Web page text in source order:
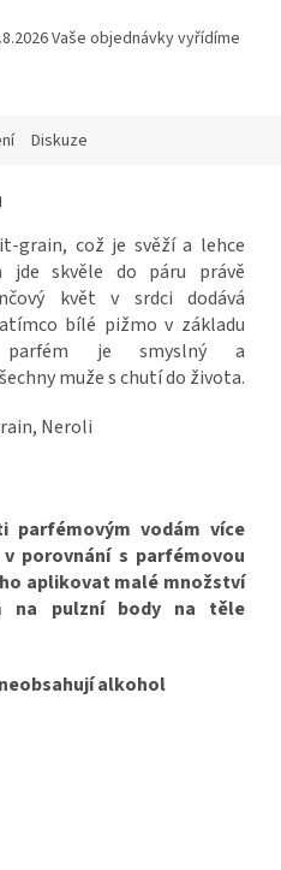
Vaše objednávky vyřídíme
Diskuze
grain, což je svěží a lehce
jde skvěle do páru právě
květ v srdci dodává
bílé pižmo v základu
je smyslný a
muže s chutí do života.
Neroli
parfémovým vodám více
porovnání s parfémovou
aplikovat malé množství
na pulzní body na těle
alkohol